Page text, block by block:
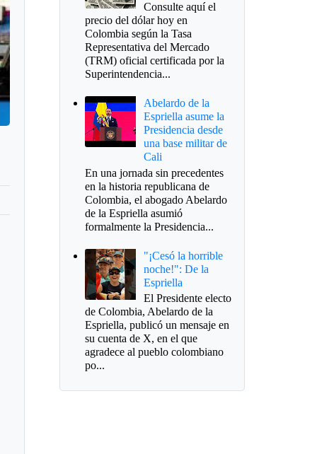
Consulte aquí el
precio del dólar hoy en
Colombia según la Tasa
Representativa del Mercado
(TRM) oficial certificada por la
Superintendencia...
Abelardo de la
Espriella asume la
Presidencia desde
una base militar de
Cali
En una jornada sin precedentes
en la historia republicana de
Colombia, el abogado Abelardo
de la Espriella asumió
formalmente la Presidencia...
"¡Cesó la horrible
noche!": De la
Espriella
El Presidente electo
de Colombia, Abelardo de la
Espriella, publicó un mensaje en
su cuenta de X, en el que
agradece al pueblo colombiano
po...